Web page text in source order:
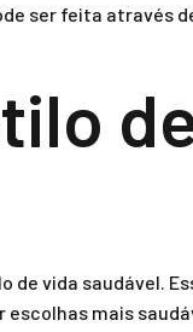
ser feita através
vida saudável.
mais